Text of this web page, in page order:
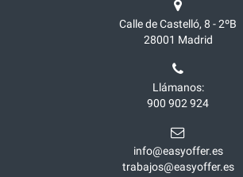
Calle de Castelló, 8 - 2ºB
28001 Madrid
Llámanos:
900 902 924
info@easyoffer.es
trabajos@easyoffer.es